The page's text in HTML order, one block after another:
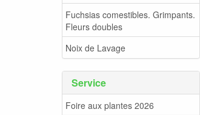
Fuchsias comestibles. Grimpants.
Fleurs doubles
Noix de Lavage
Service
Foire aux plantes 2026